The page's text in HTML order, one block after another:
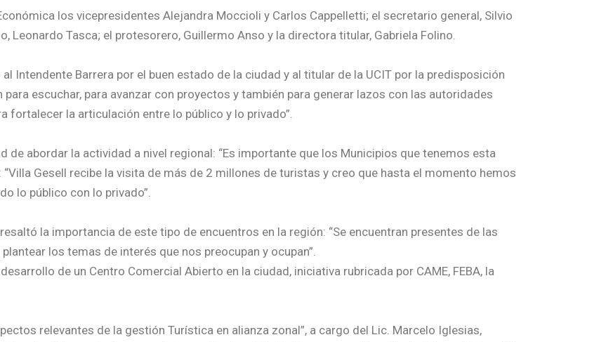
los vicepresidentes Alejandra Moccioli y Carlos Cappelletti; el secretario general, Silvio
Leonardo Tasca; el protesorero, Guillermo Anso y la directora titular, Gabriela Folino.
Intendente Barrera por el buen estado de la ciudad y al titular de la UCIT por la predisposición
escuchar, para avanzar con proyectos y también para generar lazos con las autoridades
fortalecer la articulación entre lo público y lo privado”.
de abordar la actividad a nivel regional: “Es importante que los Municipios que tenemos esta
Gesell recibe la visita de más de 2 millones de turistas y creo que hasta el momento hemos
lo público con lo privado”.
la importancia de este tipo de encuentros en la región: “Se encuentran presentes de las
los temas de interés que nos preocupan y ocupan”.
de un Centro Comercial Abierto en la ciudad, iniciativa rubricada por CAME, FEBA, la
relevantes de la gestión Turística en alianza zonal”, a cargo del Lic. Marcelo Iglesias,